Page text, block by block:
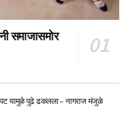
समाजासमोर
यामुळे पुढे ढकलला – नागराज मंजुळे